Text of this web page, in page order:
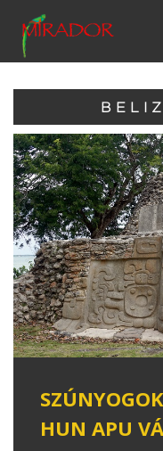
HUN APU